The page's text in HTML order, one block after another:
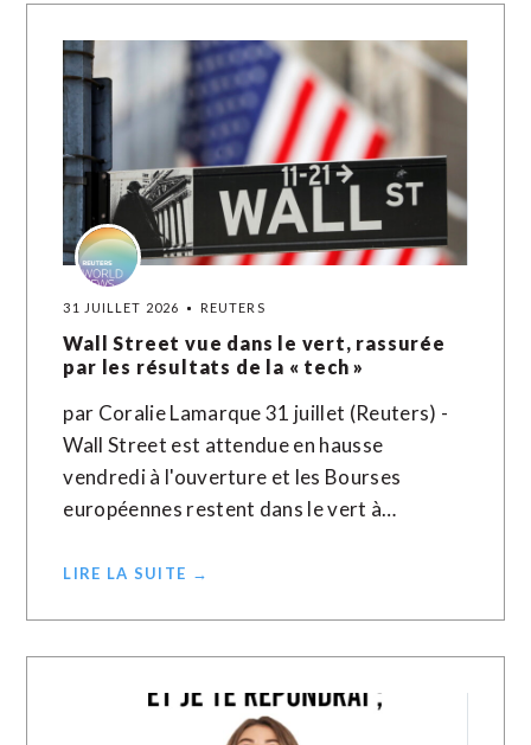
31 JUILLET 2026 REUTERS
Wall Street vue dans le vert, rassurée
par les résultats de la « tech »
par Coralie Lamarque 31 juillet (Reuters) -
Wall Street est attendue en hausse
vendredi à l'ouverture et les Bourses
européennes restent dans le vert à…
LIRE LA SUITE →